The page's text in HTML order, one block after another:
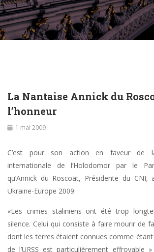
La Nantaise Annick du
l’honneur
1 mai 2009
C’est pour son action en faveur de la
internationale de l’Holodomor par le
qu’Annick du Roscoät, Présidente du
Ukraine-Europe 2009.
«Les crimes staliniens ont été trop
silence. Celui qui consiste à faire mourir de
dont les terres étaient connues comme étant
de l’URSS est particulièrement effroyable